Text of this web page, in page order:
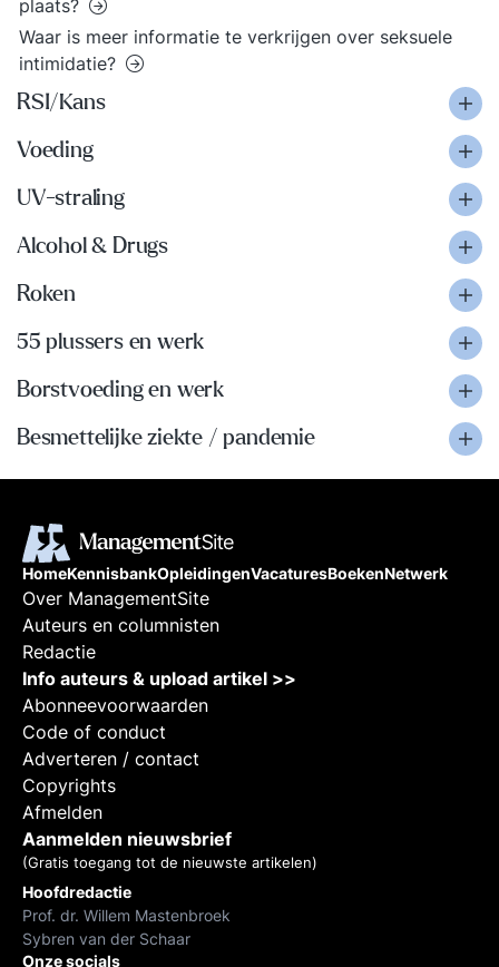
plaats?
Waar is meer informatie te verkrijgen over seksuele
intimidatie?
RSI/Kans
Voeding
UV-straling
Alcohol & Drugs
Roken
55 plussers en werk
Borstvoeding en werk
Besmettelijke ziekte / pandemie
HomeKennisbankOpleidingenVacaturesBoekenNetwerk
Over ManagementSite
Auteurs en columnisten
Redactie
Info auteurs & upload artikel >>
Abonneevoorwaarden
Code of conduct
Adverteren / contact
Copyrights
Afmelden
Aanmelden nieuwsbrief
(Gratis toegang tot de nieuwste artikelen)
Hoofdredactie
Prof. dr. Willem Mastenbroek
Sybren van der Schaar
Onze socials